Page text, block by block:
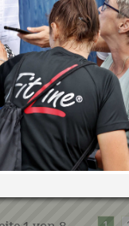
Verwendung
- 10.